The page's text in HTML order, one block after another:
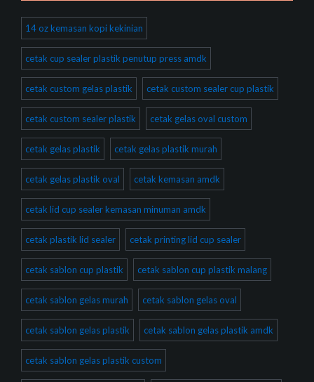
14 oz kemasan kopi kekinian
cetak cup sealer plastik penutup press amdk
cetak custom gelas plastik cetak custom sealer cup plastik
cetak custom sealer plastik cetak gelas oval custom
cetak gelas plastik cetak gelas plastik murah
cetak gelas plastik oval cetak kemasan amdk
cetak lid cup sealer kemasan minuman amdk
cetak plastik lid sealer cetak printing lid cup sealer
cetak sablon cup plastik cetak sablon cup plastik malang
cetak sablon gelas murah cetak sablon gelas oval
cetak sablon gelas plastik cetak sablon gelas plastik amdk
cetak sablon gelas plastik custom